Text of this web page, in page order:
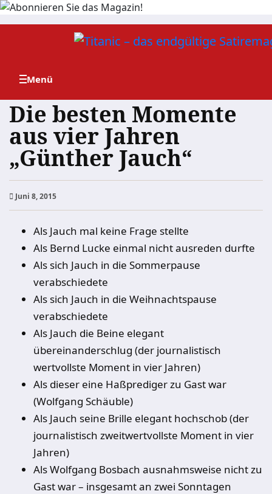
Zum
Die besten Momente
aus vier Jahren
„Günther Jauch“
Juni 8, 2015
Als Jauch mal keine Frage stellte
Als Bernd Lucke einmal nicht ausreden durfte
Als sich Jauch in die Sommerpause
verabschiedete
Als sich Jauch in die Weihnachtspause
verabschiedete
Als Jauch die Beine elegant
übereinanderschlug (der journalistisch
wertvollste Moment in vier Jahren)
Als dieser eine Haßprediger zu Gast war
(Wolfgang Schäuble)
Als Jauch seine Brille elegant hochschob (der
journalistisch zweitwertvollste Moment in vier
Jahren)
Als Wolfgang Bosbach ausnahmsweise nicht zu
Gast war – insgesamt an zwei Sonntagen